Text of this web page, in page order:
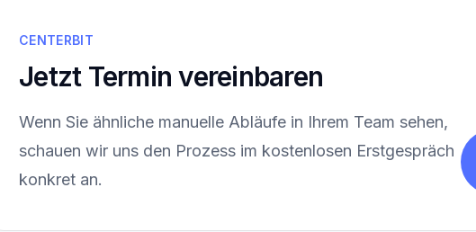
CENTERBIT
Jetzt Termin vereinbaren
Wenn Sie ähnliche manuelle Abläufe in Ihrem Team sehen,
schauen wir uns den Prozess im kostenlosen Erstgespräch
konkret an.